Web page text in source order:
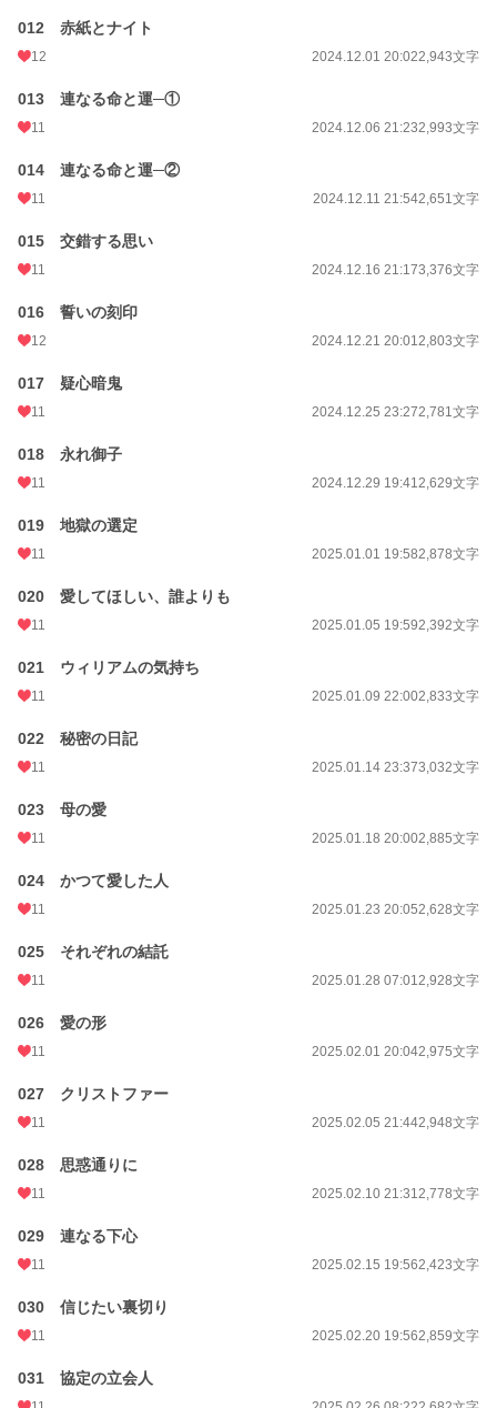
012 赤紙とナイト
12 2024.12.01 20:022,943文字
013 連なる命と運─①
11 2024.12.06 21:232,993文字
014 連なる命と運─②
11 2024.12.11 21:542,651文字
015 交錯する思い
11 2024.12.16 21:173,376文字
016 誓いの刻印
12 2024.12.21 20:012,803文字
017 疑心暗鬼
11 2024.12.25 23:272,781文字
018 永れ御子
11 2024.12.29 19:412,629文字
019 地獄の選定
11 2025.01.01 19:582,878文字
020 愛してほしい、誰よりも
11 2025.01.05 19:592,392文字
021 ウィリアムの気持ち
11 2025.01.09 22:002,833文字
022 秘密の日記
11 2025.01.14 23:373,032文字
023 母の愛
11 2025.01.18 20:002,885文字
024 かつて愛した人
11 2025.01.23 20:052,628文字
025 それぞれの結託
11 2025.01.28 07:012,928文字
026 愛の形
11 2025.02.01 20:042,975文字
027 クリストファー
11 2025.02.05 21:442,948文字
028 思惑通りに
11 2025.02.10 21:312,778文字
029 連なる下心
11 2025.02.15 19:562,423文字
030 信じたい裏切り
11 2025.02.20 19:562,859文字
031 協定の立会人